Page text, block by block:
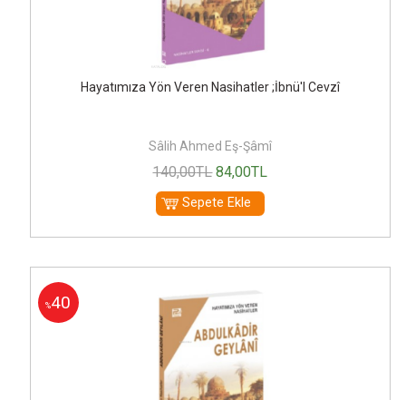
Hayatımıza Yön Veren Nasihatler ;İbnü'l Cevzî
Sâlih Ahmed Eş-Şâmî
140,00TL 84,00TL
Sepete Ekle
%40